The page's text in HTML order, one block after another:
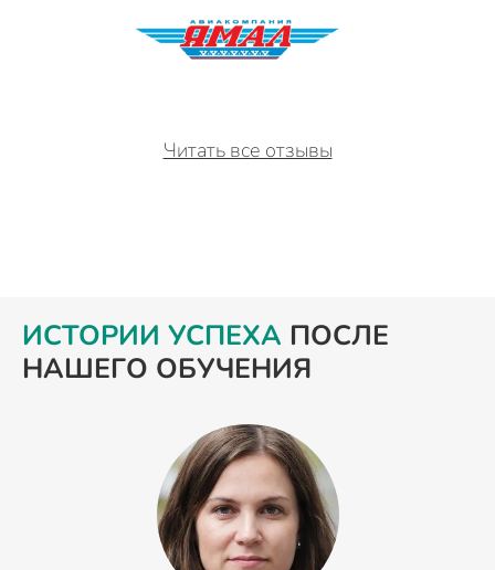
Читать все отзывы
ИСТОРИИ УСПЕХА ПОСЛЕ
НАШЕГО ОБУЧЕНИЯ